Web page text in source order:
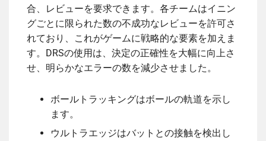
合、レビューを要求できます。各チームはイニン
グごとに限られた数の不成功なレビューを許可さ
れており、これがゲームに戦略的な要素を加えま
す。DRSの使用は、決定の正確性を大幅に向上さ
せ、明らかなエラーの数を減少させました。
ボールトラッキングはボールの軌道を示し
ます。
ウルトラエッジはバットとの接触を検出し